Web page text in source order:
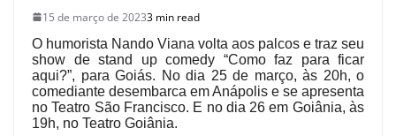
15 de março de 20233 min read
O humorista Nando Viana volta aos palcos e traz seu
show de stand up comedy “Como faz para ficar
aqui?”, para Goiás. No dia 25 de março, às 20h, o
comediante desembarca em Anápolis e se apresenta
no Teatro São Francisco. E no dia 26 em Goiânia, às
19h, no Teatro Goiânia.